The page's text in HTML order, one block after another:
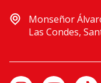
Monseñor
Las Condes,